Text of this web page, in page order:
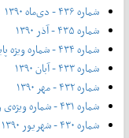
شماره ۴۳۶ - دی‌ماه ۱۳۹۰
شماره ۴۳۵ - آذر ۱۳۹۰
شماره ۴۳۴ - شماره ویژه پاییز - ۱۷ آبان ۱۳۹۰
شماره ۴۳۳ - آبان ۱۳۹۰
شماره ۴۳۲ - مهر ۱۳۹۰
شماره ۴۳۱ - شماره ویژه‌ی روز ملی سینما - ۲۱ شهریور ۱۳۹۰
شماره ۴۳۰ - شهریور ۱۳۹۰